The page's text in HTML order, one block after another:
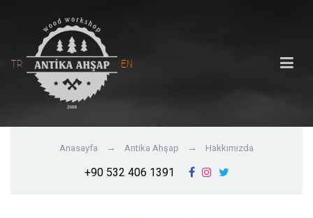
TR EN
Anasayfa Antika Ahşap Hakkımızda
+90 532 406 1391